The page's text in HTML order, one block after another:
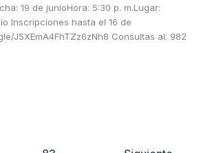
19 de junioHora: 5:30 p. m.Lugar:
Inscripciones hasta el 16 de
J5XEmA4FhTZz6zNh8 Consultas al: 982